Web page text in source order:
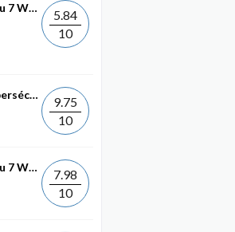
Éstiam Parcours Niveau 7 Web &...
5.84
10
Mastère Expert en Cybersécurité
9.75
10
Éstiam Parcours Niveau 7 Web &...
7.98
10